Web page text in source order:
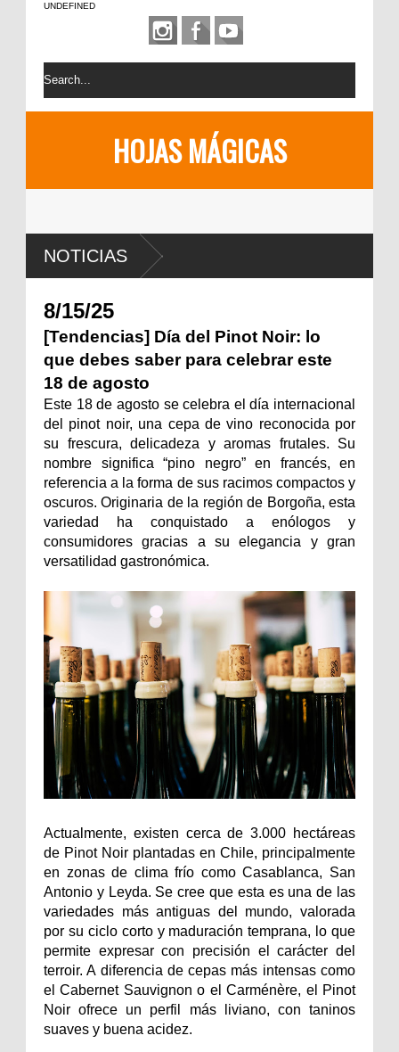
UNDEFINED
HOJAS MÁGICAS
NOTICIAS
8/15/25
[Tendencias] Día del Pinot Noir: lo
que debes saber para celebrar este
18 de agosto
Este 18 de agosto se celebra el día internacional
del pinot noir, una cepa de vino reconocida por
su frescura, delicadeza y aromas frutales. Su
nombre significa “pino negro” en francés, en
referencia a la forma de sus racimos compactos y
oscuros. Originaria de la región de Borgoña, esta
variedad ha conquistado a enólogos y
consumidores gracias a su elegancia y gran
versatilidad gastronómica.
Actualmente, existen cerca de 3.000 hectáreas
de Pinot Noir plantadas en Chile, principalmente
en zonas de clima frío como Casablanca, San
Antonio y Leyda. Se cree que esta es una de las
variedades más antiguas del mundo, valorada
por su ciclo corto y maduración temprana, lo que
permite expresar con precisión el carácter del
terroir. A diferencia de cepas más intensas como
el Cabernet Sauvignon o el Carménère, el Pinot
Noir ofrece un perfil más liviano, con taninos
suaves y buena acidez.